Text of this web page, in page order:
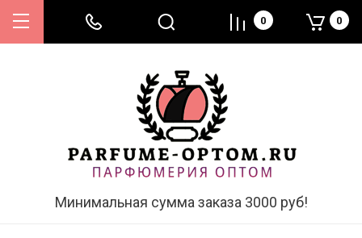
Минимальная сумма заказа 3000 руб!
0 0